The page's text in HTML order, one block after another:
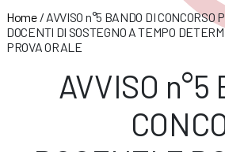
Home/ AVVISO n°5 BANDO DI CONCORSO
DOCENTI DI SOSTEGNO A TEMPO
PROVA ORALE
AVVISO n°5